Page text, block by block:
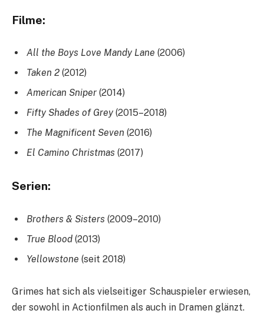
Filme:
All the Boys Love Mandy Lane (2006)
Taken 2 (2012)
American Sniper (2014)
Fifty Shades of Grey(2015–2018)
The Magnificent Seven (2016)
El Camino Christmas (2017)
Serien:
Brothers & Sisters (2009–2010)
True Blood (2013)
Yellowstone (seit 2018)
Grimes hat sich als vielseitiger Schauspieler erwiesen,
der sowohl in Actionfilmen als auch in Dramen glänzt.